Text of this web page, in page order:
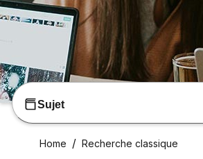
Sujet
Home Recherche classique